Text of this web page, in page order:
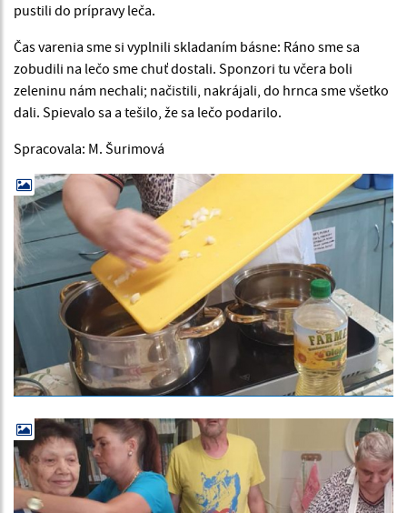
pustili do prípravy leča.
Čas varenia sme si vyplnili skladaním básne: Ráno sme sa
zobudili na lečo sme chuť dostali. Sponzori tu včera boli
zeleninu nám nechali; načistili, nakrájali, do hrnca sme všetko
dali. Spievalo sa a tešilo, že sa lečo podarilo.
Spracovala: M. Šurimová